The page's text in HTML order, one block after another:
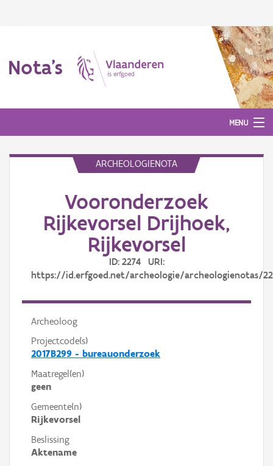
Nota's
MENU
ARCHEOLOGIENOTA
Vooronderzoek
Rijkevorsel Drijhoek,
Rijkevorsel
ID: 2274 URI:
https://id.erfgoed.net/archeologie/archeologienotas/
Archeoloog
Projectcode(s)
2017B299 - bureauonderzoek
Maatregel(en)
geen
Gemeente(n)
Rijkevorsel
Beslissing
Aktename